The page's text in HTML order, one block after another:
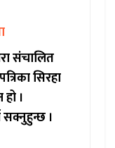
संचालित
सिरहा
।
।